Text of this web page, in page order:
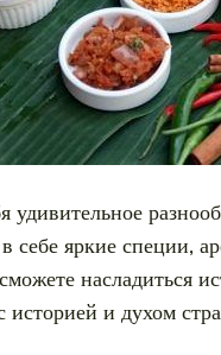
удивительное
в себе яркие специи,
насладиться
историей и духом